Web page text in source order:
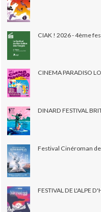
CIAK ! 2026 - 4ème
CINEMA PARADISO
DINARD FESTIVAL
Festival Cinéroman
FESTIVAL DE L'ALPE